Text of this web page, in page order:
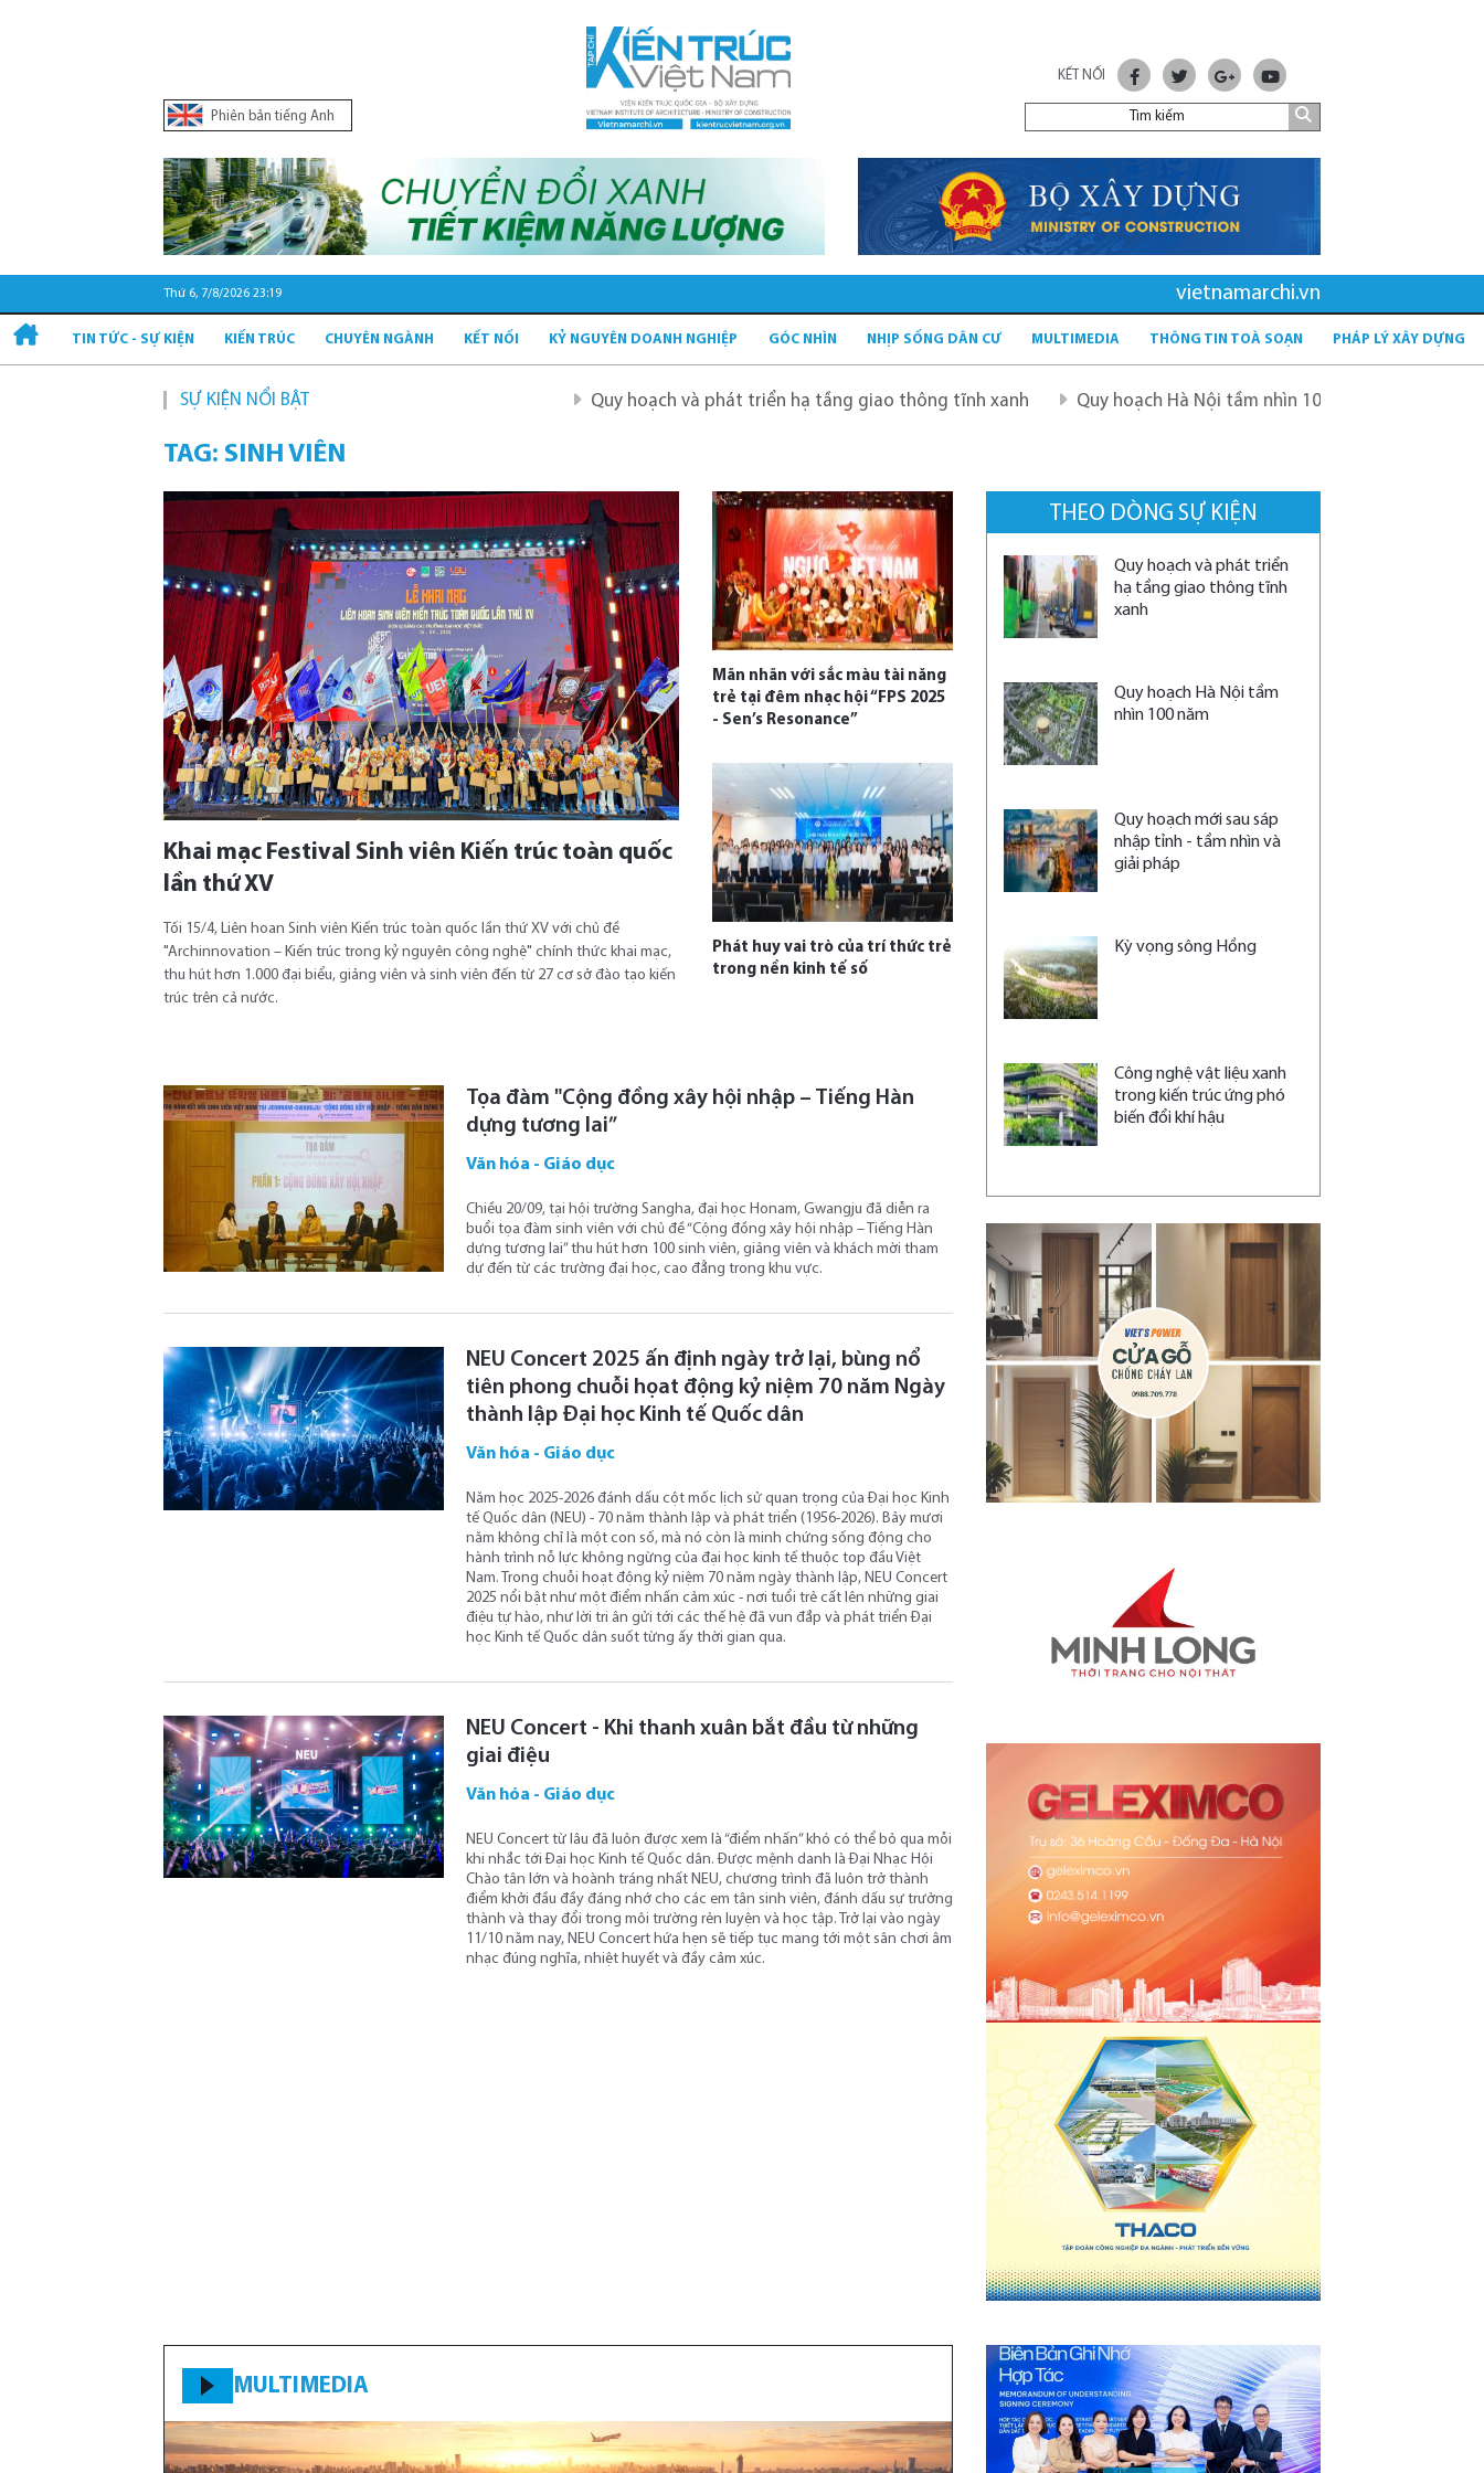
Phiên bản tiếng Anh
KẾT NỐI
Thứ 6, 7/8/2026 23:19 vietnamarchi.vn
TIN TỨC - SỰ KIỆN KIẾN TRÚC CHUYÊN NGÀNH KẾT NỐI KỶ NGUYÊN DOANH NGHIỆP GÓC NHÌN NHỊP SỐNG DÂN CƯ MULTIMEDIA THÔNG TIN TOÀ SOẠN PHÁP LÝ XÂY DỰNG
SỰ KIỆN NỔI BẬT Quy hoạch và phát triển hạ tầng giao thông tĩnh xanh Quy hoạch Hà Nội tầm nhìn 100 năm
TAG: SINH VIÊN
Khai mạc Festival Sinh viên Kiến trúc toàn quốc
lần thứ XV
Tối 15/4, Liên hoan Sinh viên Kiến trúc toàn quốc lần thứ XV với chủ đề
"Archinnovation – Kiến trúc trong kỷ nguyên công nghệ" chính thức khai mạc,
thu hút hơn 1.000 đại biểu, giảng viên và sinh viên đến từ 27 cơ sở đào tạo kiến
trúc trên cả nước.
Mãn nhãn với sắc màu tài năng
trẻ tại đêm nhạc hội “FPS 2025
- Sen’s Resonance”
Phát huy vai trò của trí thức trẻ
trong nền kinh tế số
Tọa đàm "Cộng đồng xây hội nhập – Tiếng Hàn
dựng tương lai”
Văn hóa - Giáo dục
Chiều 20/09, tại hội trường Sangha, đại học Honam, Gwangju đã diễn ra
buổi tọa đàm sinh viên với chủ đề “Cộng đồng xây hội nhập – Tiếng Hàn
dựng tương lai” thu hút hơn 100 sinh viên, giảng viên và khách mời tham
dự đến từ các trường đại học, cao đẳng trong khu vực.
NEU Concert 2025 ấn định ngày trở lại, bùng nổ
tiên phong chuỗi họat động kỷ niệm 70 năm Ngày
thành lập Đại học Kinh tế Quốc dân
Văn hóa - Giáo dục
Năm học 2025-2026 đánh dấu cột mốc lịch sử quan trọng của Đại học Kinh
tế Quốc dân (NEU) - 70 năm thành lập và phát triển (1956-2026). Bảy mươi
năm không chỉ là một con số, mà nó còn là minh chứng sống động cho
hành trình nỗ lực không ngừng của đại học kinh tế thuộc top đầu Việt
Nam. Trong chuỗi hoạt động kỷ niệm 70 năm ngày thành lập, NEU Concert
2025 nổi bật như một điểm nhấn cảm xúc - nơi tuổi trẻ cất lên những giai
điệu tự hào, như lời tri ân gửi tới các thế hệ đã vun đắp và phát triển Đại
học Kinh tế Quốc dân suốt từng ấy thời gian qua.
giai điệu
Văn hóa - Giáo dục
NEU Concert từ lâu đã luôn được xem là “điểm nhấn” khó có thể bỏ qua mỗi
khi nhắc tới Đại học Kinh tế Quốc dân. Được mệnh danh là Đại Nhạc Hội
Chào tân lớn và hoành tráng nhất NEU, chương trình đã luôn trở thành
điểm khởi đầu đầy đáng nhớ cho các em tân sinh viên, đánh dấu sự trưởng
thành và thay đổi trong môi trường rẻn luyện và học tập. Trở lại vào ngày
11/10 năm nay, NEU Concert hứa hẹn sẽ tiếp tục mang tới một sân chơi âm
nhạc đúng nghĩa, nhiệt huyết và đầy cảm xúc.
THEO DÒNG SỰ KIỆN
Quy hoạch và phát triển
hạ tầng giao thông tĩnh
xanh
Quy hoạch Hà Nội tầm
nhìn 100 năm
Quy hoạch mới sau sáp
nhập tỉnh - tầm nhìn và
giải pháp
Kỳ vọng sông Hồng
Công nghệ vật liệu xanh
trong kiến trúc ứng phó
biến đổi khí hậu
MULTIMEDIA